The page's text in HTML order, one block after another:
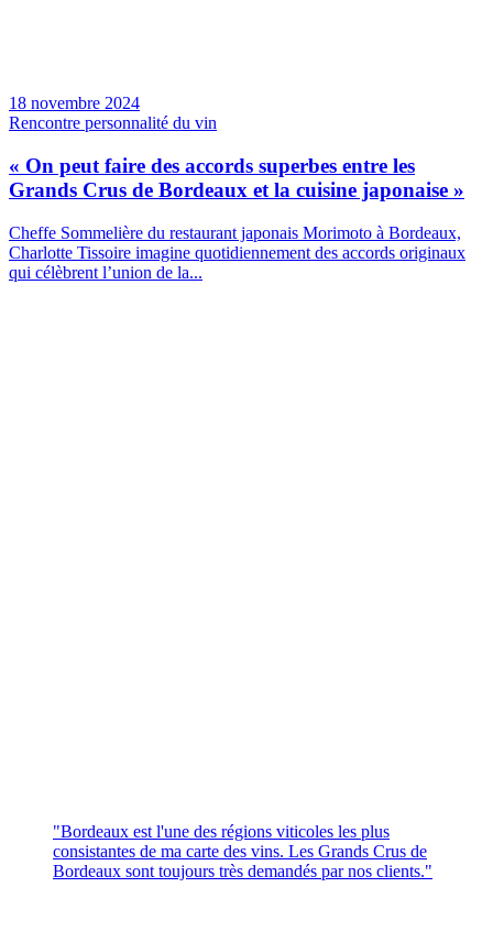
18 novembre 2024
Rencontre personnalité du vin
« On peut faire des accords superbes entre les
Grands Crus de Bordeaux et la cuisine japonaise »
Cheffe Sommelière du restaurant japonais Morimoto à Bordeaux,
Charlotte Tissoire imagine quotidiennement des accords originaux
qui célèbrent l’union de la...
"Bordeaux est l'une des régions viticoles les plus
consistantes de ma carte des vins. Les Grands Crus de
Bordeaux sont toujours très demandés par nos clients."